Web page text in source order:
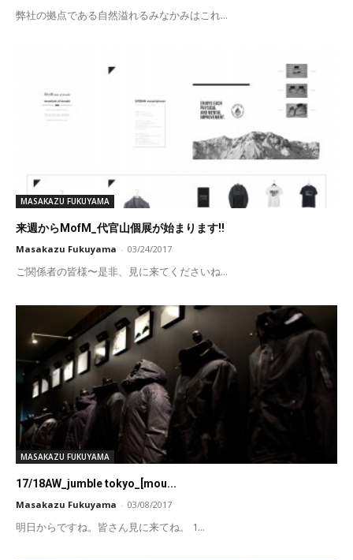
弊社の拠点である自然溢れるみなかみはこれ...
MASAKAZU FUKUYAMA
来週からMofM_代官山個展が始まります!!
Masakazu Fukuyama - 03/24/2017
ご関係者の皆様〜是非、見に来てくださいね...
MASAKAZU FUKUYAMA
17/18AW_jumble tokyo_[mou...
Masakazu Fukuyama - 03/08/2017
明日からですね。皆さん見に来てね。 1...